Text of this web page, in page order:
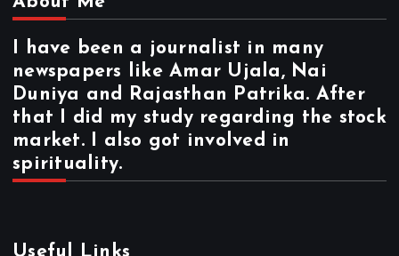
I have been a journalist in many
newspapers like Amar Ujala, Nai
Duniya and Rajasthan Patrika. After
that I did my study regarding the stock
market. I also got involved in
spirituality.
Useful Links